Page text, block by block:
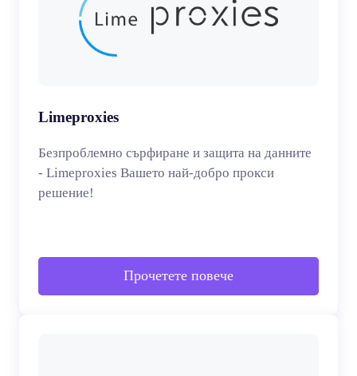
Limeproxies
Безпроблемно сърфиране и защита на данните
- Limeproxies Вашето най-добро прокси
решение!
Прочетете повече